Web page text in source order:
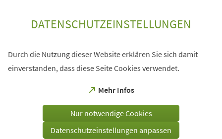
DATENSCHUTZEINSTELLUNGEN
Durch die Nutzung dieser Website erklären Sie sich damit
einverstanden, dass diese Seite Cookies verwendet.
Mehr Infos
(Öffnet
einem
Tab)
Nur notwendige Cookies
Datenschutzeinstellungen anpassen